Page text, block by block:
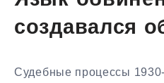
создавался
Судебные процессы